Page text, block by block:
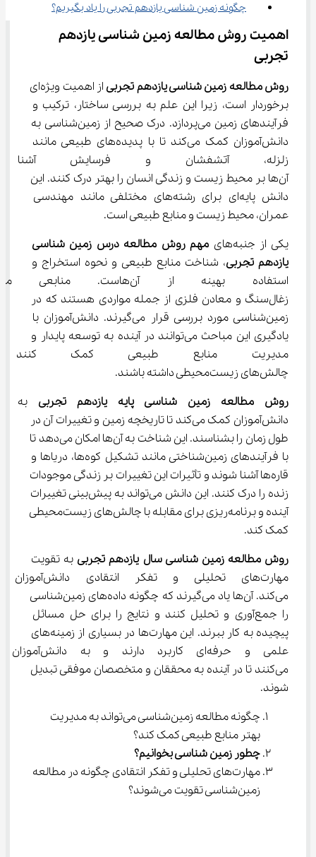
چگونه زمین شناسی یازدهم تجربی را یاد بگیریم؟
اهمیت روش مطالعه زمین شناسی یازدهم
تجربی
روش مطالعه زمین شناسی یازدهم تجربی
از اهمیت ویژه‌ای
برخوردار است، زیرا این علم به بررسی ساختار، ترکیب و
فرآیندهای زمین می‌پردازد. درک صحیح از زمین‌شناسی به
دانش‌آموزان کمک می‌کند تا با پدیده‌های طبیعی مانند
زلزله، آتشفشان و فرسایش آشنا
آن‌ها بر محیط زیست و زندگی انسان را بهتر درک کنند. این
دانش پایه‌ای برای رشته‌های مختلفی مانند مهندسی
عمران، محیط زیست و منابع طبیعی است.
یکی از جنبه‌های
مهم روش مطالعه درس زمین شناسی
یازدهم تجربی، شناخت منابع طبیعی و نحوه استخراج و
استفاده بهینه از آن‌هاست.
زغال‌سنگ و معادن فلزی از جمله مواردی هستند که در
زمین‌شناسی مورد بررسی قرار می‌گیرند. دانش‌آموزان با
یادگیری این مباحث می‌توانند در آینده به توسعه پایدار و
مدیریت منابع طبیعی کمک
چالش‌های زیست‌محیطی داشته باشند.
روش مطالعه زمین شناسی پایه یازدهم تجربی به
دانش‌آموزان کمک می‌کند تا تاریخچه زمین و تغییرات آن در
طول زمان را بشناسند. این شناخت به آن‌ها امکان می‌دهد تا
با فرآیندهای زمین‌شناختی مانند تشکیل کوه‌ها، دریاها و
قاره‌ها آشنا شوند و تأثیرات این تغییرات بر زندگی موجودات
زنده را درک کنند. این دانش می‌تواند به پیش‌بینی تغییرات
آینده و برنامه‌ریزی برای مقابله با چالش‌های زیست‌محیطی
کمک کند.
روش مطالعه زمین شناسی سال یازدهم تجربی به تقویت
مهارت‌های تحلیلی و تفکر
می‌کند. آن‌ها یاد می‌گیرند که چگونه داده‌های زمین‌شناسی
را جمع‌آوری و تحلیل کنند و نتایج را برای حل مسائل
پیچیده به کار ببرند. این مهارت‌ها در بسیاری از زمینه‌های
علمی و حرفه‌ای کاربرد
می‌کنند تا در آینده به محققان و متخصصان موفقی تبدیل
شوند.
چگونه مطالعه زمین‌شناسی می‌تواند به مدیریت
بهتر منابع طبیعی کمک کند؟
چطور زمین شناسی بخوانیم؟
مهارت‌های تحلیلی و تفکر انتقادی چگونه در مطالعه
زمین‌شناسی تقویت می‌شوند؟